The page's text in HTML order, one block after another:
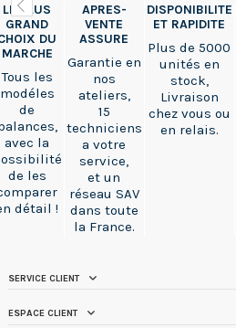
LE PLUS
GRAND
DU
MARCHE
Tous les
modéles
de
avec la
de les
détail !
APRES-
VENTE
ASSURE
Garantie en
nos
ateliers,
15
techniciens
a votre
service,
et un
réseau SAV
dans toute
la France.
DISPONIBILITE
ET RAPIDITE
Plus de 5000
unités en
stock,
Livraison
chez vous ou
en relais.
SERVICE CLIENT
ESPACE CLIENT